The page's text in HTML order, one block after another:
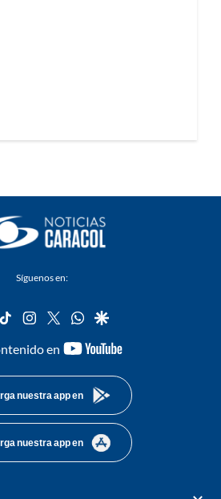
Síguenos en:
tiktok instagram
twitterwhatsapp
google
en
youtube-
nuestra app en
nuestra app en